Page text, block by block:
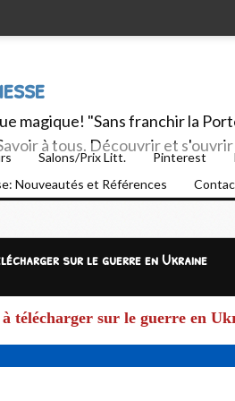
magique! "Sans franchir la
à tous. Découvrir et s'ouvrir
Salons/Prix Litt. Pinterest
Nouveautés et Références
sur le guerre en Ukraine
télécharger sur le guerre en